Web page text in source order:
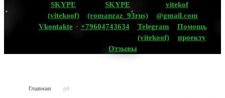
SKYPE
(vitekoof)
SKYPE
(romanzaz_93rus)
vitekof
@gmail.com
Vkontakte
+79604743634
Telegram
(vitekoof)
Помощь
проекту
Отзывы
Главная p4